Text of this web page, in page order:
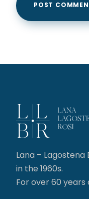
Lana – Lagostena
in the 1960s.
For over 60 years